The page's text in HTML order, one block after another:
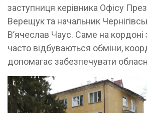
заступниця керівника Офісу
Верещук та начальник
В’ячеслав Чаус. Саме на
часто відбуваються обміни,
допомагає забезпечувати